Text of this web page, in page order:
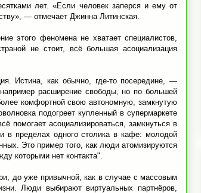
лет. «Если человек заперся и ему от
— отмечает Джинна Литинская.
этого феномена не хватает специалистов,
не стоит, всё большая асоциализация
Истина, как обычно, где-то посередине, —
расширение свободы, но по большей
комфортной свою автономную, замкнутую
подогреет купленный в супермаркете
помогает асоциализироваться, замкнуться в
в пределах одного столика в кафе: молодой
Это пример того, как люди атомизируются
которыми нет контакта".
до уже привычной, как в случае с массовым
Люди выбирают виртуальных партнёров,